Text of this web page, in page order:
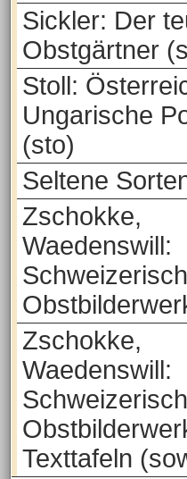
Sickler: Der
Obstgärtner
Stoll:
Ungarische
(sto)
Seltene
Zschokke,
Waedenswill:
Zschokke,
Waedenswill:
Texttafeln